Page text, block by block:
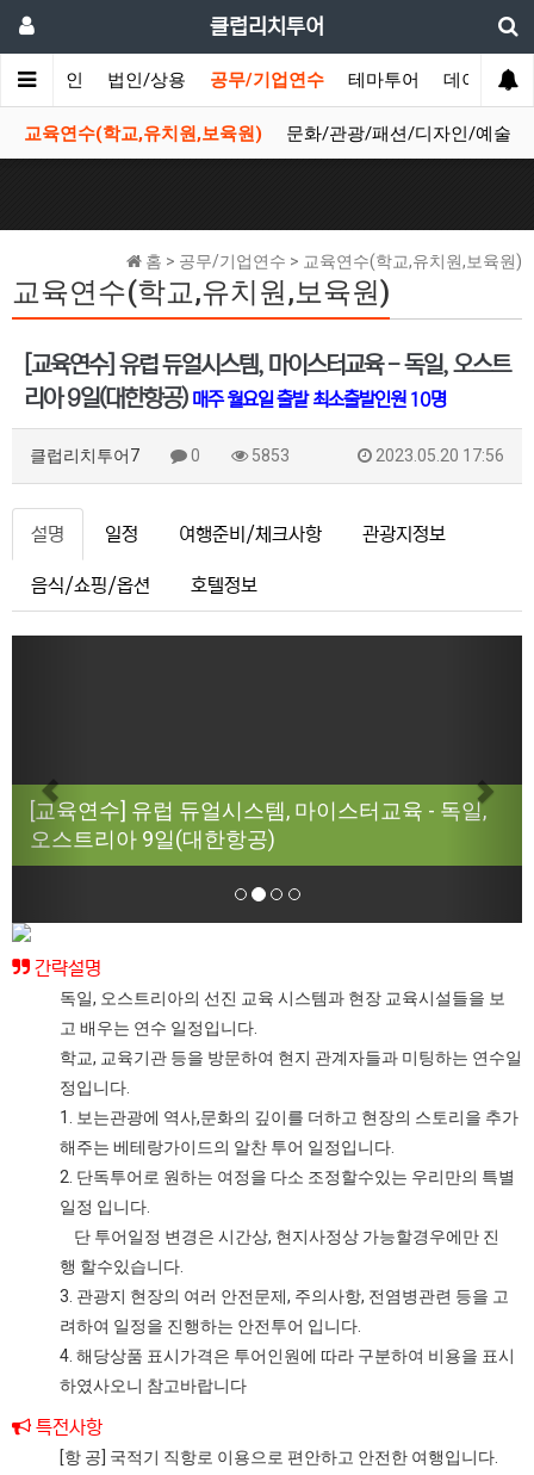
클럽리치투어
메인 법인/상용 공무/기업연수 테마투어 데이투어
교육연수(학교,유치원,보육원) 문화/관광/패션/디자인/예술
홈 > 공무/기업연수 > 교육연수(학교,유치원,보육원)
교육연수(학교,유치원,보육원)
[교육연수] 유럽 듀얼시스템, 마이스터교육 - 독일, 오스트
리아 9일(대한항공) 매주 월요일 출발 최소출발인원 10명
클럽리치투어7 0 5853 2023.05.20 17:56
설명 일정 여행준비/체크사항 관광지정보
음식/쇼핑/옵션 호텔정보
[교육연수] 유럽 듀얼시스템, 마이스터교육 - 독일,
오스트리아 9일(대한항공)
간략설명
독일, 오스트리아의 선진 교육 시스템과 현장 교육시설들을 보
고 배우는 연수 일정입니다.
학교, 교육기관 등을 방문하여 현지 관계자들과 미팅하는 연수일
정입니다.
1. 보는관광에 역사,문화의 깊이를 더하고 현장의 스토리을 추가
해주는 베테랑가이드의 알찬 투어 일정입니다.
2. 단독투어로 원하는 여정을 다소 조정할수있는 우리만의 특별
일정 입니다.
단 투어일정 변경은 시간상, 현지사정상 가능할경우에만 진
행 할수있습니다.
3. 관광지 현장의 여러 안전문제, 주의사항, 전염병관련 등을 고
려하여 일정을 진행하는 안전투어 입니다.
4. 해당상품 표시가격은 투어인원에 따라 구분하여 비용을 표시
하였사오니 참고바랍니다
특전사항
[항 공] 국적기 직항로 이용으로 편안하고 안전한 여행입니다.